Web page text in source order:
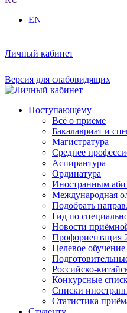
EN
Личный кабинет
Версия для слабовидящих
Поступающему
Всё о приёме
Бакалавриат и
Магистратура
Среднее
Аспирантура
Ординатура
Иностранным
Международная
Подобрать
Гид по
Новости
Профориентация
Целевое обучение
Российско-
Конкурсные
Списки
Статистика